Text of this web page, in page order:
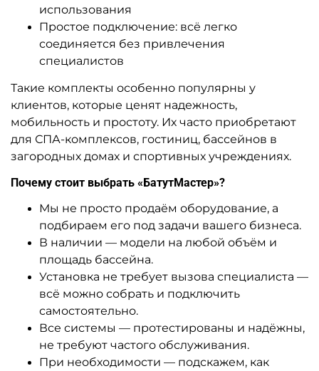
использования
Простое подключение: всё легко
соединяется без привлечения
специалистов
Такие комплекты особенно популярны у
клиентов, которые ценят надежность,
мобильность и простоту. Их часто приобретают
для СПА-комплексов, гостиниц, бассейнов в
загородных домах и спортивных учреждениях.
Почему стоит выбрать «БатутМастер»?
Мы не просто продаём оборудование, а
подбираем его под задачи вашего бизнеса.
В наличии — модели на любой объём и
площадь бассейна.
Установка не требует вызова специалиста —
всё можно собрать и подключить
самостоятельно.
Все системы — протестированы и надёжны,
не требуют частого обслуживания.
При необходимости — подскажем, как